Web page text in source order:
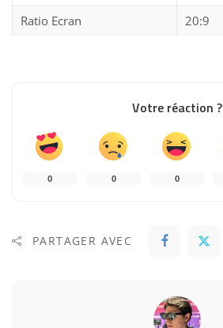
Ratio Ecran
20:9
Votre réaction ?
0 0 0
PARTAGER AVEC